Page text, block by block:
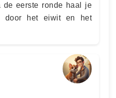
de eerste ronde haal je
door het eiwit en het